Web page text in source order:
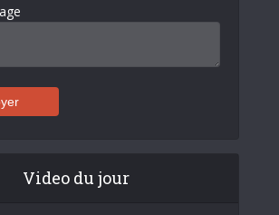
Video du jour